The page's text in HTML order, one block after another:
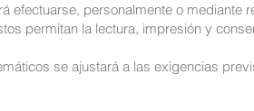
personalmente o mediante
permitan la lectura, impresión y
se ajustará a las exigencias